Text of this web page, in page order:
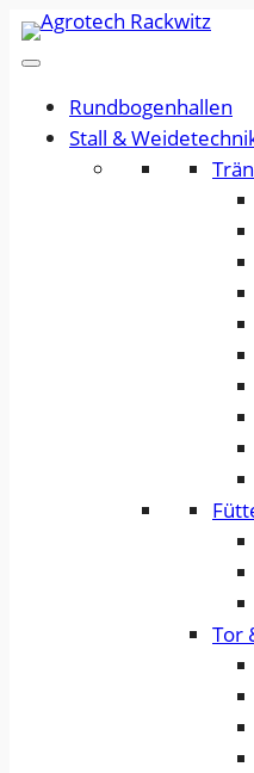
Zum
Inhalt
Rundbogenhallen
Stall &
Tor